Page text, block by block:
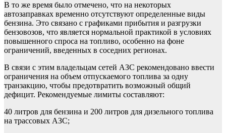
В то же время было отмечено, что на некоторых
автозаправках временно отсутствуют определенные виды
бензина. Это связано с графиками прибытия и разгрузки
бензовозов, что является нормальной практикой в условиях
повышенного спроса на топливо, особенно на фоне
ограничений, введенных в соседних регионах.
В связи с этим владельцам сетей АЗС рекомендовано ввести
ограничения на объем отпускаемого топлива за одну
транзакцию, чтобы предотвратить возможный общий
дефицит. Рекомендуемые лимиты составляют:
40 литров для бензина и 200 литров для дизельного топлива
на трассовых АЗС;